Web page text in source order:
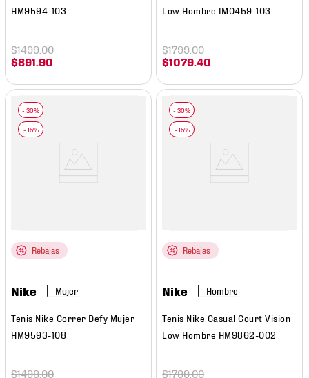
HM9594-103
$891 .90
$1499.00
Low Hombre IM0459-103
$1079 .40
$1799.00
Rebajas
Nike Mujer
Tenis Nike Correr Defy Mujer
HM9593-108
$1499.00
Rebajas
Nike Hombre
Tenis Nike Casual Court Vision
Low Hombre HM9862-002
$1799.00